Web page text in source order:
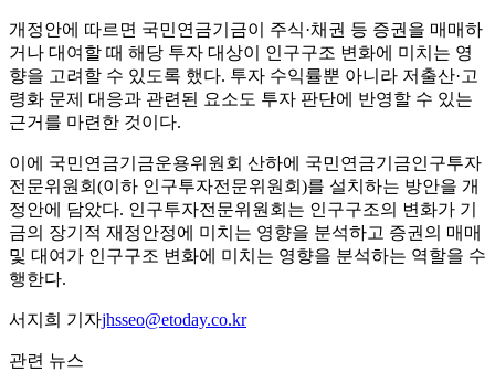
개정안에 따르면 국민연금기금이 주식·채권 등 증권을 매매하
거나 대여할 때 해당 투자 대상이 인구구조 변화에 미치는 영
향을 고려할 수 있도록 했다. 투자 수익률뿐 아니라 저출산·고
령화 문제 대응과 관련된 요소도 투자 판단에 반영할 수 있는
근거를 마련한 것이다.
이에 국민연금기금운용위원회 산하에 국민연금기금인구투자
전문위원회(이하 인구투자전문위원회)를 설치하는 방안을 개
정안에 담았다. 인구투자전문위원회는 인구구조의 변화가 기
금의 장기적 재정안정에 미치는 영향을 분석하고 증권의 매매
및 대여가 인구구조 변화에 미치는 영향을 분석하는 역할을 수
행한다.
서지희 기자jhsseo@etoday.co.kr
관련 뉴스